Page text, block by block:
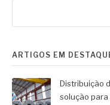
ARTIGOS EM
Distribuição
solução